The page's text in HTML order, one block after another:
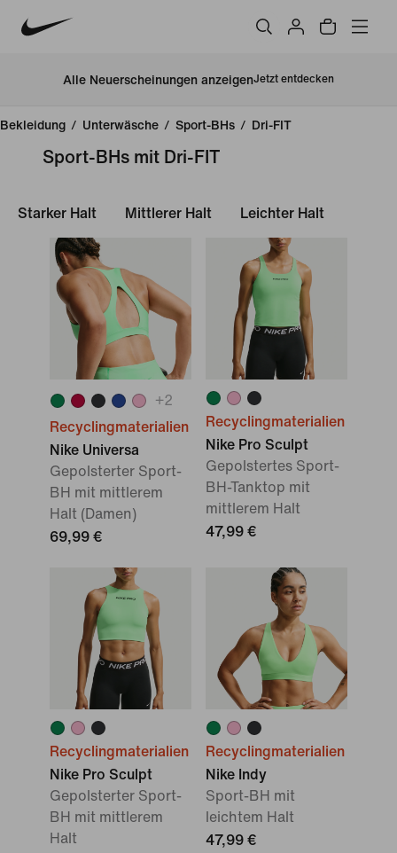
Alle Neuerscheinungen anzeigenJetzt entdecken
Bekleidung / Unterwäsche / Sport-BHs / Dri-FIT
Sport-BHs mit Dri-FIT
Starker Halt Mittlerer Halt Leichter Halt
+2
Recyclingmaterialien
Nike Universa
Gepolsterter Sport-
BH mit mittlerem
Halt (Damen)
69,99 €
Recyclingmaterialien
Nike Pro Sculpt
Gepolstertes Sport-
BH-Tanktop mit
mittlerem Halt
47,99 €
Recyclingmaterialien
Nike Pro Sculpt
Gepolsterter Sport-
BH mit mittlerem
Halt
Recyclingmaterialien
Nike Indy
Sport-BH mit
leichtem Halt
47,99 €